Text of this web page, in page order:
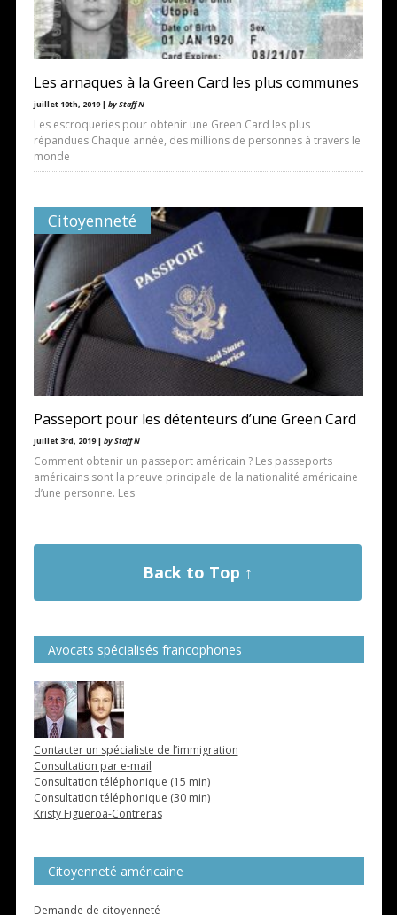
Les arnaques à la Green Card les plus communes
juillet 10th, 2019 | by Staff N
Les escroqueries pour obtenir une Green Card les plus
répandues Chaque année, des millions de personnes à travers le
monde
Citoyenneté
Passeport pour les détenteurs d’une Green Card
juillet 3rd, 2019 | by Staff N
Comment obtenir un passeport américain ? Les passeports
américains sont la preuve principale de la nationalité américaine
d’une personne. Les
Back to Top ↑
Avocats spécialisés francophones
Contacter un spécialiste de l’immigration
Consultation par e-mail
Consultation téléphonique (15 min)
Consultation téléphonique (30 min)
Kristy Figueroa-Contreras
Citoyenneté américaine
Demande de citoyenneté